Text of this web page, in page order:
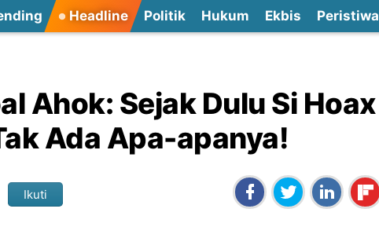
Headline Politik Hukum Ekbis Peristiwa
Ahok: Sejak Dulu Si Hoax
Ada Apa-apanya!
Ikuti